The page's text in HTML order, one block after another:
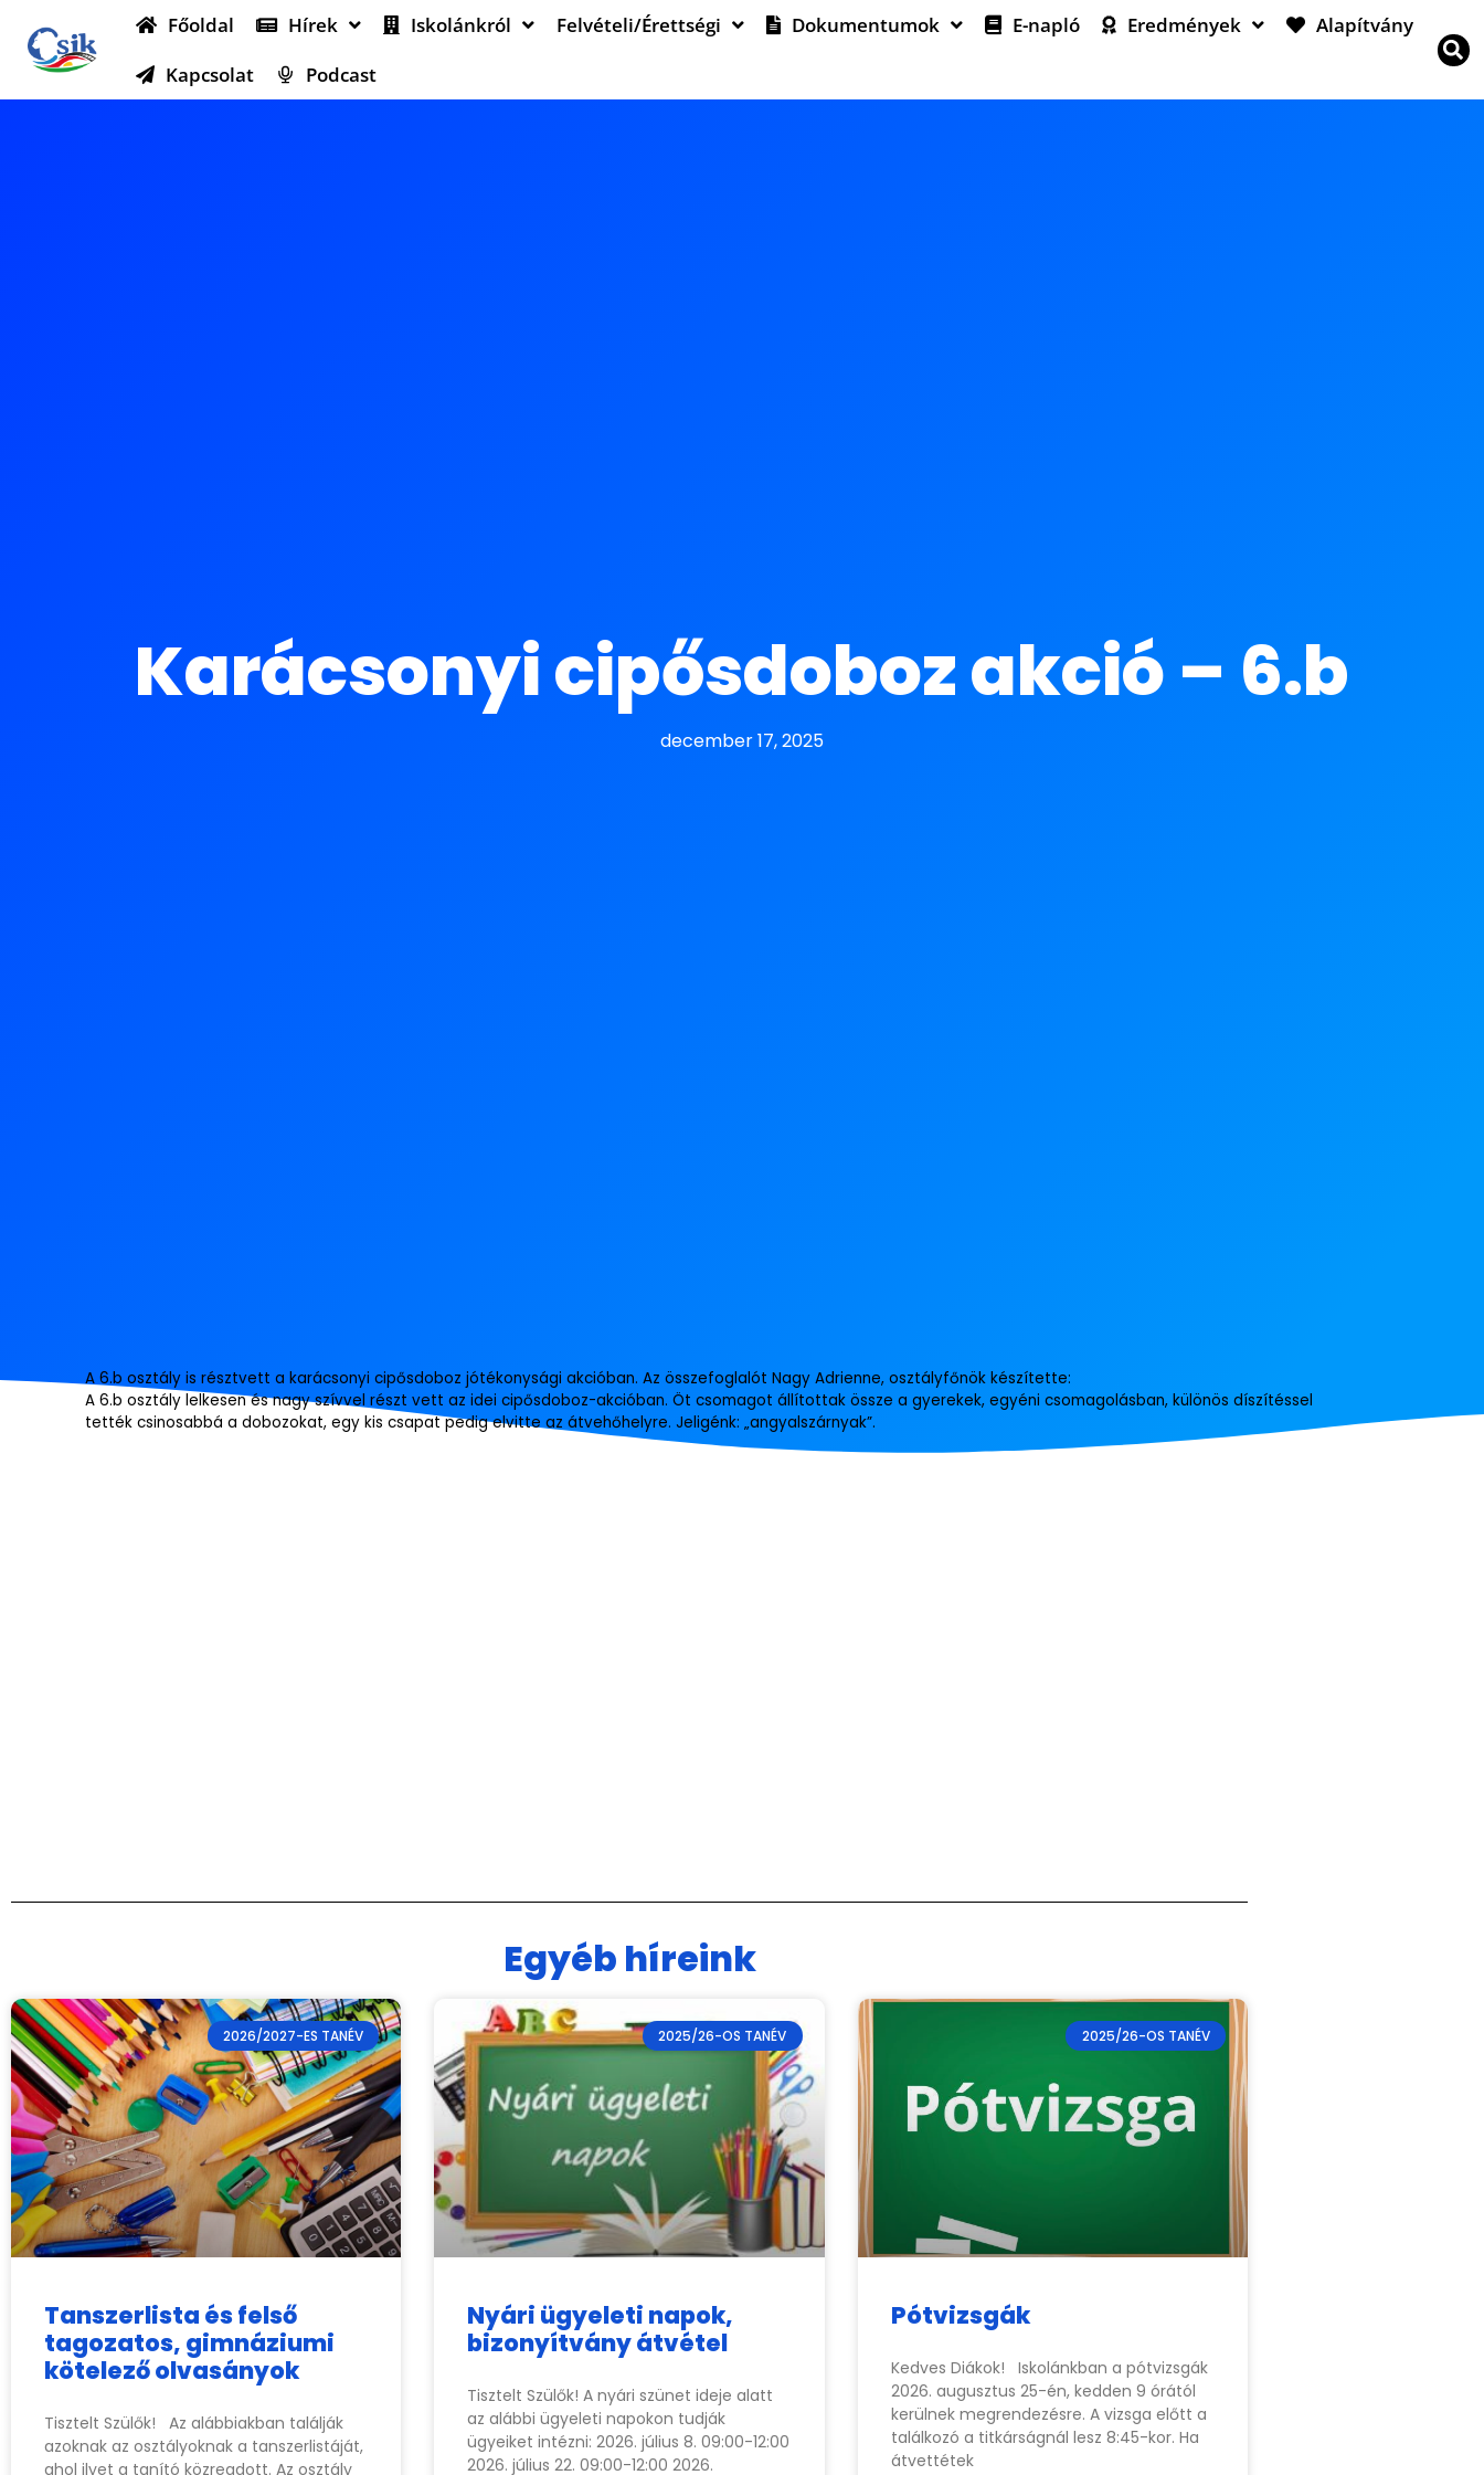
Főoldal Hírek Iskolánkról Felvételi/Érettségi Dokumentumok E-napló Eredmények
Alapítvány
Kapcsolat
Podcast
Karácsonyi cipősdoboz akció – 6.b
december 17, 2025
A 6.b osztály is résztvett a karácsonyi cipősdoboz jótékonysági akcióban. Az összefoglalót Nagy Adrienne, osztályfőnök készítette:
A 6.b osztály lelkesen és nagy szívvel részt vett az idei cipősdoboz-akcióban. Öt csomagot állítottak össze a gyerekek, egyéni csomagolásban, különös díszítéssel
tették csinosabbá a dobozokat, egy kis csapat pedig elvitte az átvehőhelyre. Jeligénk: „angyalszárnyak”.
Egyéb híreink
2026/2027-ES TANÉV
Tanszerlista és felső
tagozatos, gimnáziumi
kötelező olvasányok
Tisztelt Szülők! Az alábbiakban találják
azoknak az osztályoknak a tanszerlistáját,
ahol ilyet a tanító közreadott. Az osztály
2025/26-OS TANÉV
Nyári ügyeleti napok,
bizonyítvány átvétel
Tisztelt Szülők! A nyári szünet ideje alatt
az alábbi ügyeleti napokon tudják
ügyeiket intézni: 2026. július 8. 09:00-12:00
2026. július 22. 09:00-12:00 2026.
2025/26-OS TANÉV
Pótvizsgák
Kedves Diákok! Iskolánkban a pótvizsgák
2026. augusztus 25-én, kedden 9 órától
kerülnek megrendezésre. A vizsga előtt a
találkozó a titkárságnál lesz 8:45-kor. Ha
átvettétek